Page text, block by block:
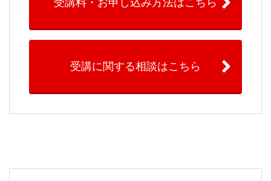
受講に関する相談はこちら